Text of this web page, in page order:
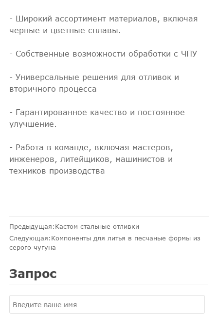
- Широкий ассортимент материалов, включая
черные и цветные сплавы.
- Собственные возможности обработки с ЧПУ
- Универсальные решения для отливок и
вторичного процесса
- Гарантированное качество и постоянное
улучшение.
- Работа в команде, включая мастеров,
инженеров, литейщиков, машинистов и
техников производства
Предыдущая:Кастом стальные отливки
Следующая:Компоненты для литья в песчаные формы из
серого чугуна
Запрос